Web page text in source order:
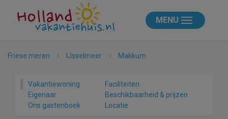
MENU
Friese meren IJsselmeer Makkum
Vakantiewoning
Faciliteiten
Eigenaar
Beschikbaarheid & prijzen
Ons gastenboek
Locatie